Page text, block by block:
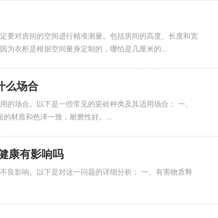
要对房间的空间进行精准测量。包括房间的高度、长度和宽
为衣柜是根据空间量身定制的，哪怕是几厘米的...
么场合
场合。以下是一些常见的瓷砖种类及其适用场合： 一、
材质和色泽一致，耐磨性好。...
康有影响吗
良影响。以下是对这一问题的详细分析： 一、有害物质释